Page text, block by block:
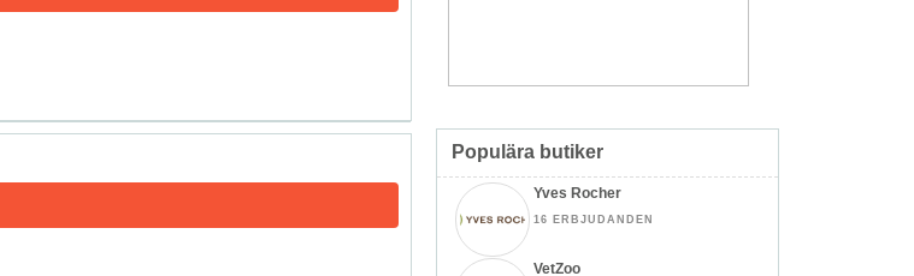
Populära butiker
Yves Rocher
16 ERBJUDANDEN
VetZoo